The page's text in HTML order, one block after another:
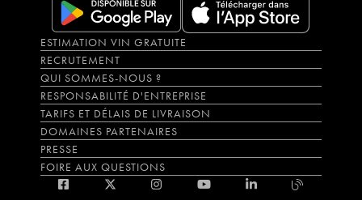
ESTIMATION VIN GRATUITE
RECRUTEMENT
QUI SOMMES-NOUS ?
RESPONSABILITÉ D'ENTREPRISE
TARIFS ET DÉLAIS DE LIVRAISON
DOMAINES PARTENAIRES
PRESSE
FOIRE AUX QUESTIONS